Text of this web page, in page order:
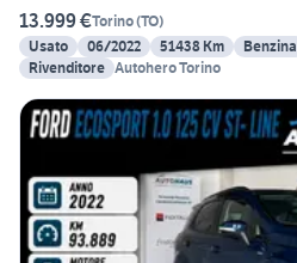
13.999 €Torino(TO)
Usato
06/2022 51438 Km Benzina
Rivenditore Autohero Torino